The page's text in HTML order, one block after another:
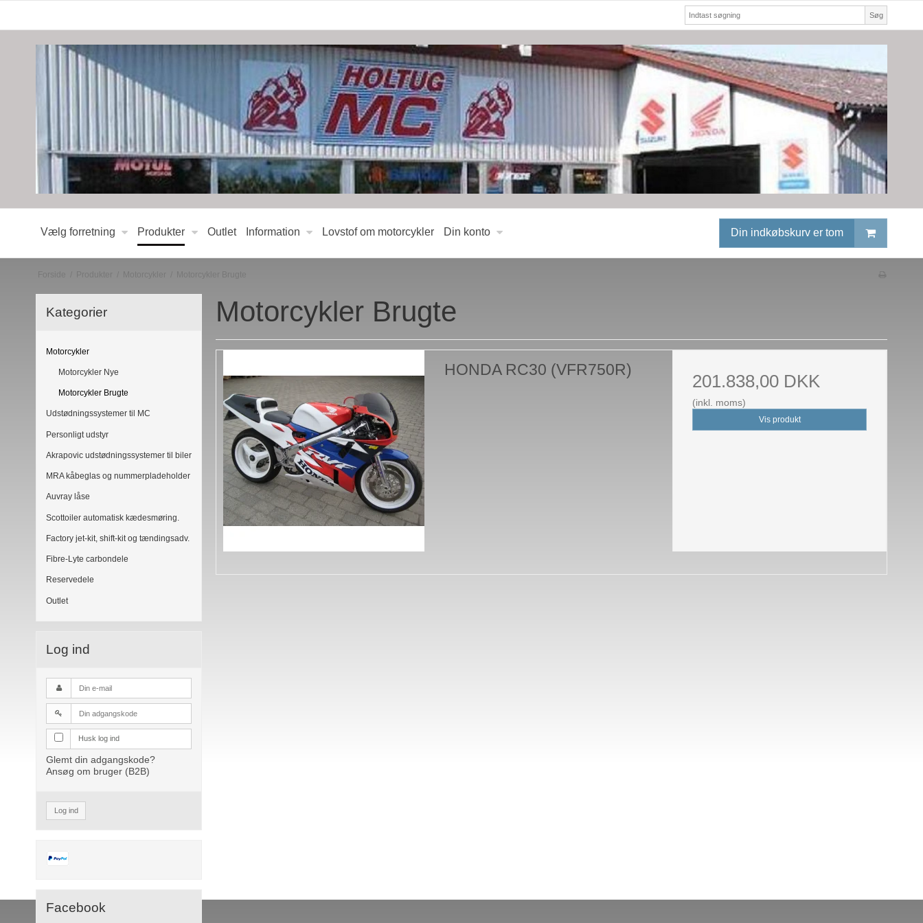
Søg
Vælg forretning Produkter Outlet Information Lovstof om motorcykler Din konto Din indkøbskurv er tom
Kategorier
Motorcykler
Motorcykler Nye
Motorcykler Brugte
Udstødningssystemer til MC
Personligt udstyr
Akrapovic udstødningssystemer til biler
MRA kåbeglas og nummerpladeholder
Auvray låse
Scottoiler automatisk kædesmøring.
Factory jet-kit, shift-kit og tændingsadv.
Fibre-Lyte carbondele
Reservedele
Outlet
Log ind
Husk log ind
Glemt din adgangskode?
Ansøg om bruger (B2B)
Log ind
Facebook
Motorcykler Brugte
HONDA RC30 (VFR750R)
201.838,00 DKK
(inkl. moms)
Vis produkt